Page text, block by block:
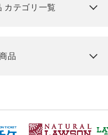
カテゴリ一覧
品